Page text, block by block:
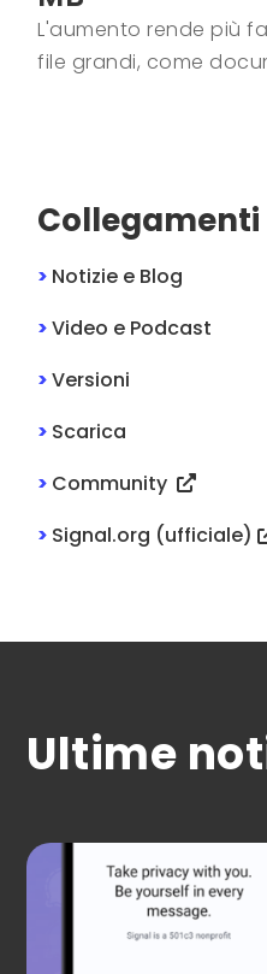
L'aumento rende più
file grandi, come
> Notizie e Blog
>Video e Podcast
>Versioni
> Scarica
> Community
> Signal.org (ufficiale)
Ultime